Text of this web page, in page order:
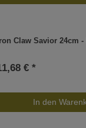
Iron Claw Savior 24cm
€ *
In den